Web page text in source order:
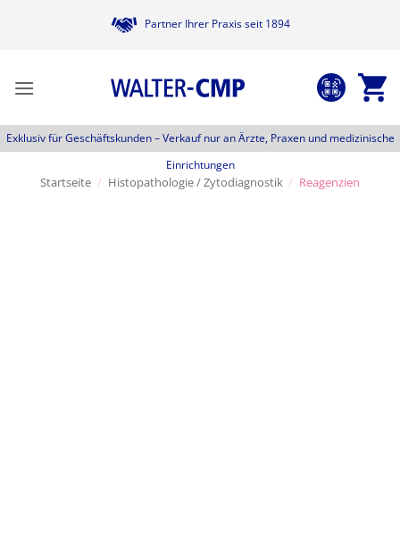
Partner Ihrer Praxis seit 1894
Exklusiv für Geschäftskunden –Verkauf nur an Ärzte, Praxen und medizinische
Einrichtungen
Startseite / Histopathologie / Zytodiagnostik / Reagenzien